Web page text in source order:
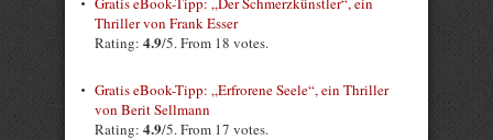
Thriller von Frank Esser
Rating: 4.9/5. From 18 votes.
Gratis eBook-Tipp: „Erfrorene Seele“, ein Thriller
von Berit Sellmann
Rating: 4.9/5. From 17 votes.